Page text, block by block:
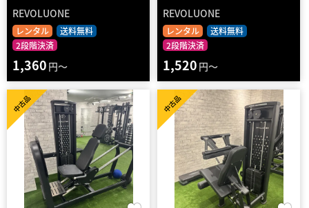
REVOLUONE
レンタル
送料無料
2段階決済
1,360 円～
REVOLUONE
レンタル
送料無料
2段階決済
1,520 円～
中古品 中古品